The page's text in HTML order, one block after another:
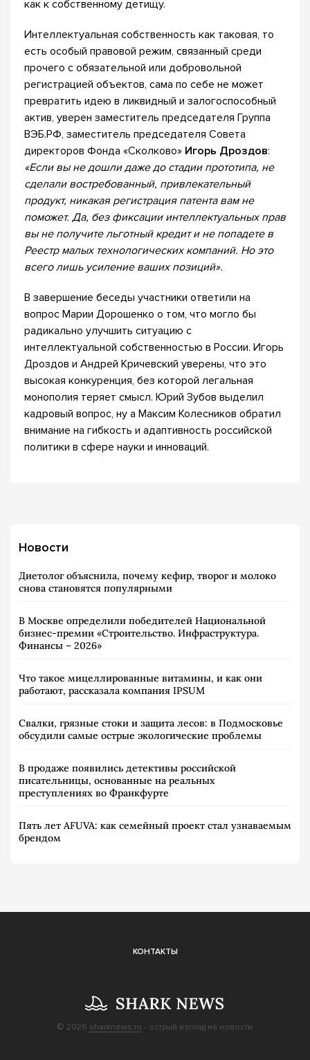
как к собственному детищу.
Интеллектуальная собственность как таковая, то
есть особый правовой режим, связанный среди
прочего с обязательной или добровольной
регистрацией объектов, сама по себе не может
превратить идею в ликвидный и залогоспособный
актив, уверен заместитель председателя Группа
ВЭБ.РФ, заместитель председателя Совета
директоров Фонда «Сколково» Игорь Дроздов:
«Если вы не дошли даже до стадии прототипа, не
сделали востребованный, привлекательный
продукт, никакая регистрация патента вам не
поможет. Да, без фиксации интеллектуальных прав
вы не получите льготный кредит и не попадете в
Реестр малых технологических компаний. Но это
всего лишь усиление ваших позиций».
В завершение беседы участники ответили на
вопрос Марии Дорошенко о том, что могло бы
радикально улучшить ситуацию с
интеллектуальной собственностью в России. Игорь
Дроздов и Андрей Кричевский уверены, что это
высокая конкуренция, без которой легальная
монополия теряет смысл. Юрий Зубов выделил
кадровый вопрос, ну а Максим Колесников обратил
внимание на гибкость и адаптивность российской
политики в сфере науки и инноваций.
Новости
Диетолог объяснила, почему кефир, творог и молоко
снова становятся популярными
В Москве определили победителей Национальной
бизнес-премии «Строительство. Инфраструктура.
Финансы – 2026»
Что такое мицеллированные витамины, и как они
работают, рассказала компания IPSUM
Свалки, грязные стоки и защита лесов: в Подмосковье
обсудили самые острые экологические проблемы
В продаже появились детективы российской
писательницы, основанные на реальных
преступлениях во Франкфурте
Пять лет AFUVA: как семейный проект стал узнаваемым
брендом
КОНТАКТЫ
© 2026 sharknews.ru - острый взгляд на новости